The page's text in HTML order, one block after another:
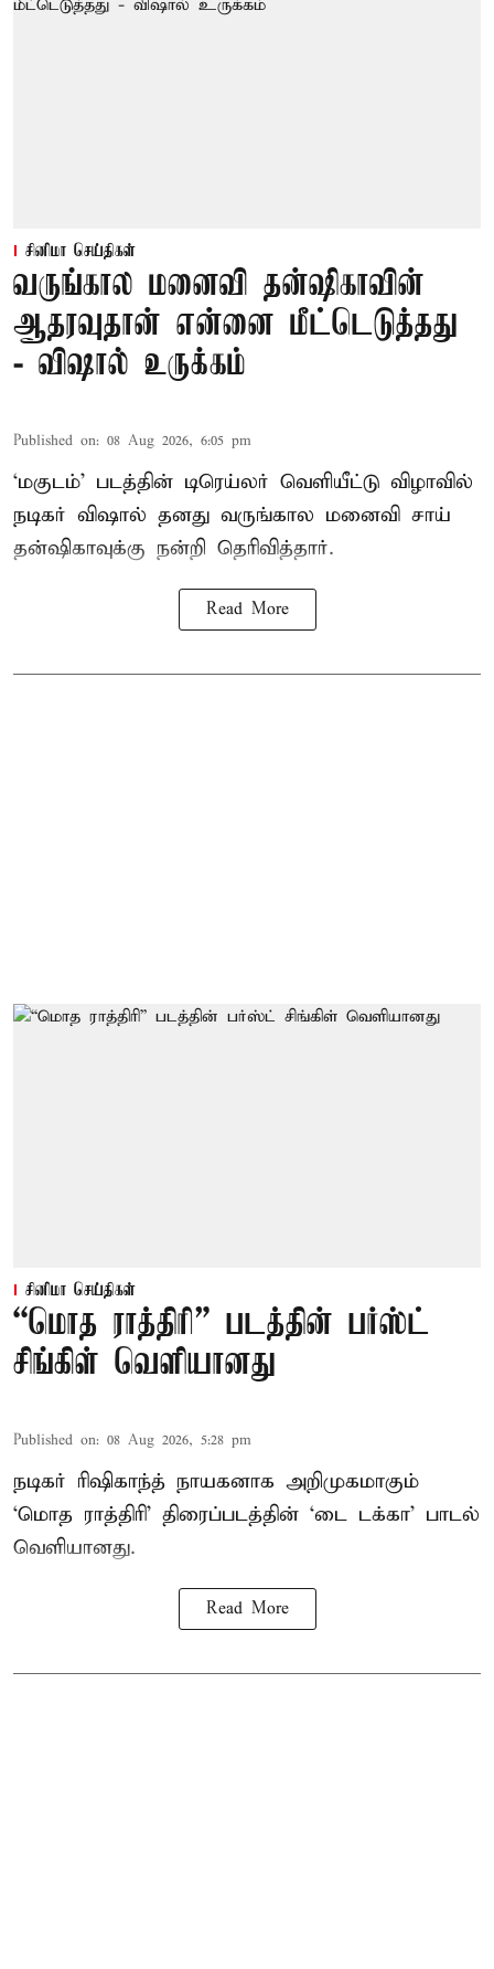
சினிமா செய்திகள்
வருங்கால மனைவி தன்ஷிகாவின்
ஆதரவுதான் என்னை மீட்டெடுத்தது
- விஷால் உருக்கம்
Published on: 08 Aug 2026, 6:05 pm
‘மகுடம்’ படத்தின் டிரெய்லர் வெளியீட்டு விழாவில்
நடிகர் விஷால் தனது வருங்கால மனைவி சாய்
தன்ஷிகாவுக்கு நன்றி தெரிவித்தார்.
Read More
சினிமா செய்திகள்
“மொத ராத்திரி” படத்தின் பர்ஸ்ட்
சிங்கிள் வெளியானது
Published on: 08 Aug 2026, 5:28 pm
நடிகர் ரிஷிகாந்த் நாயகனாக அறிமுகமாகும்
‘மொத ராத்திரி’ திரைப்படத்தின் ‘டை டக்கா’ பாடல்
வெளியானது.
Read More